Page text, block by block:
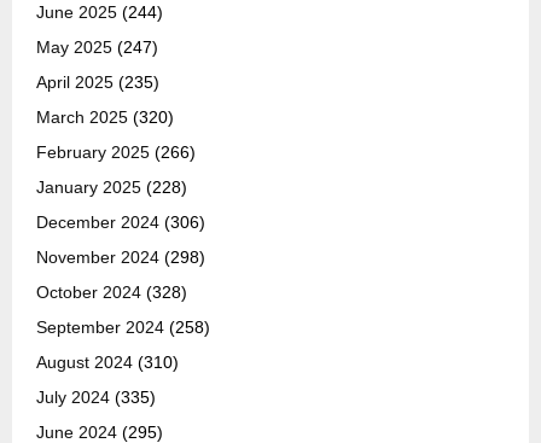
June 2025 (244)
May 2025 (247)
April 2025 (235)
March 2025 (320)
February 2025 (266)
January 2025 (228)
December 2024 (306)
November 2024 (298)
October 2024 (328)
September 2024 (258)
August 2024 (310)
July 2024 (335)
June 2024 (295)